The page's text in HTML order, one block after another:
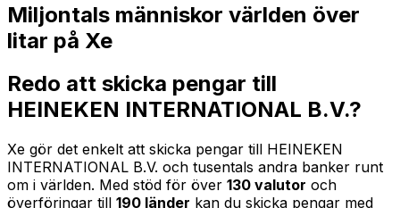
Miljontals människor världen över
litar på Xe
Redo att skicka pengar till
HEINEKEN INTERNATIONAL B.V.?
Xe gör det enkelt att skicka pengar till HEINEKEN
INTERNATIONAL B.V. och tusentals andra banker runt
om i världen. Med stöd för över 130 valutor och
överföringar till 190 länder kan du skicka pengar med